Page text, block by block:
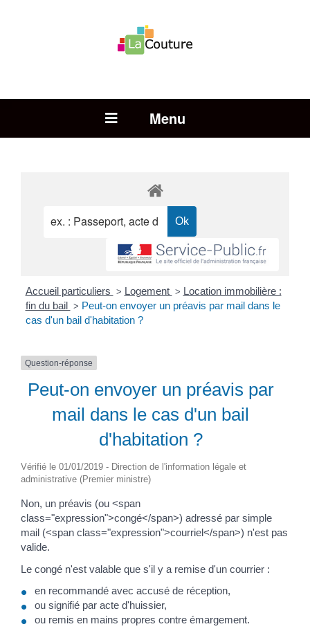
Open Menu
Accueil particuliers > Logement > Location immobilière :
fin du bail > Peut-on envoyer un préavis par mail dans le
cas d'un bail d'habitation ?
Question-réponse
Peut-on envoyer un préavis par
mail dans le cas d'un bail
d'habitation ?
Vérifié le 01/01/2019 - Direction de l'information légale et
administrative (Premier ministre)
Non, un préavis (ou <span
class="expression">congé</span>) adressé par simple
mail (<span class="expression">courriel</span>) n'est pas
valide.
Le congé n'est valable que s'il y a remise d'un courrier :
en recommandé avec accusé de réception,
ou signifié par acte d'huissier,
ou remis en mains propres contre émargement.